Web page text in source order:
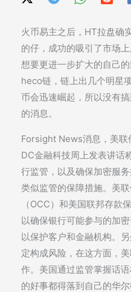
火币易主之后，HT拉盘确
的仔，成功的吸引了市场
想要更进一步扩大的自己
heco链，链上出几个明星
币会迅速崛起，所以没有
的消息。
Forsight News消息，美
DC金融科技周上发表讲话
行监管，以及确保加密服
类似监管的保障措施。美
（OCC）和美国联邦存款
以确保银行可能参与的加
以保护客户和金融机构。
定构成风险，在这方面，
作。美国通过监管掌握话
的好事都得落到自己的华